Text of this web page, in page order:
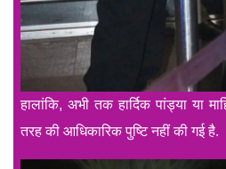
हालांकि, अभी तक हार्दिक पांड्या या
तरह की आधिकारिक पुष्टि नहीं की गई है.